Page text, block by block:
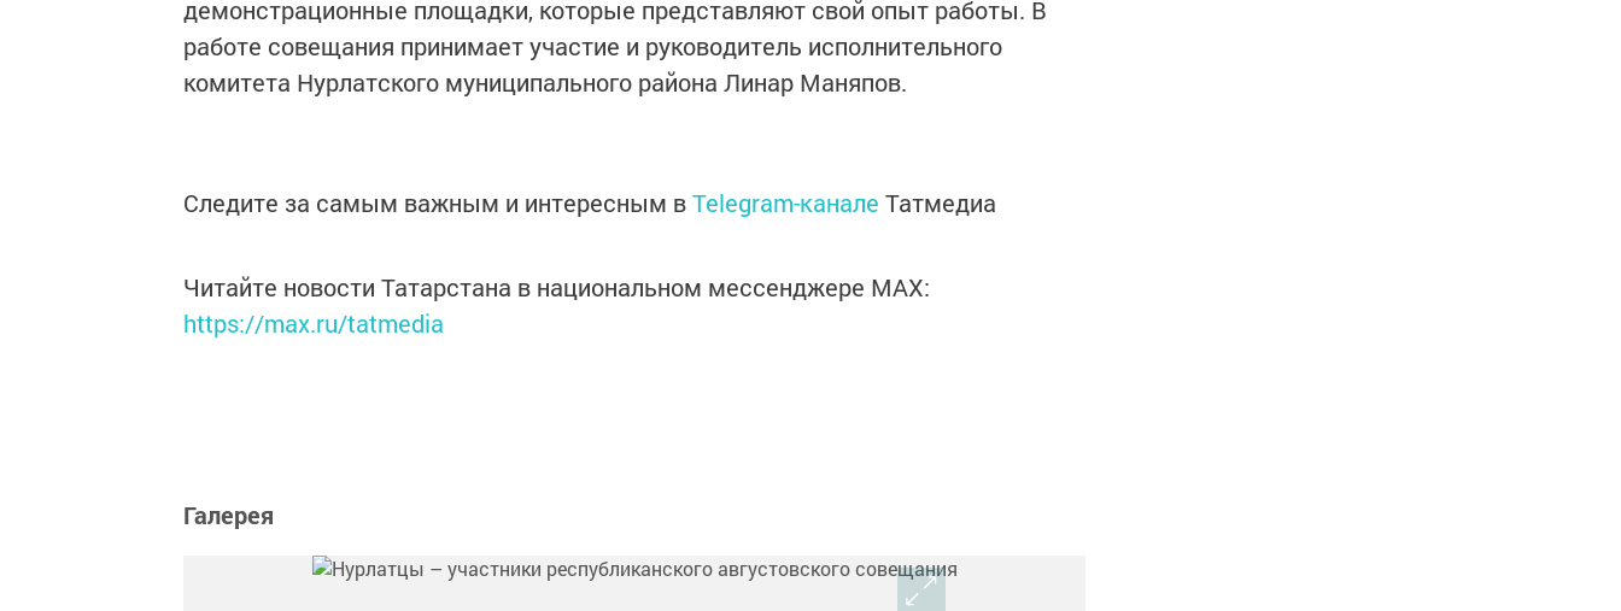
демонстрационные площадки, которые представляют свой опыт работы. В
работе совещания принимает участие и руководитель исполнительного
комитета Нурлатского муниципального района Линар Маняпов.
Следите за самым важным и интересным вTelegram-канале Татмедиа
Читайте новости Татарстана в национальном мессенджере MАХ:
https://max.ru/tatmedia
Галерея